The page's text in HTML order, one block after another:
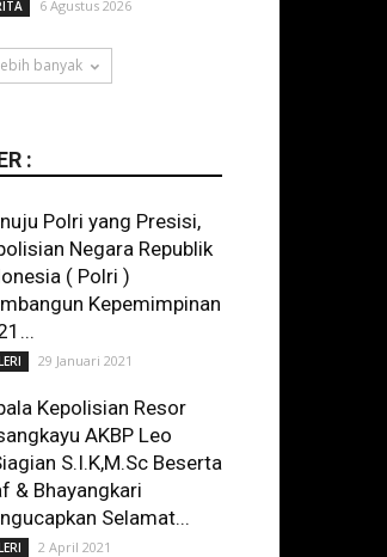
6 Agustus 2026
banyak
:
Polri yang Presisi,
Negara Republik
( Polri )
Kepemimpinan
29 Januari 2021
Kepolisian Resor
AKBP Leo
S.I.K,M.Sc Beserta
& Bhayangkari
Selamat...
2 April 2021